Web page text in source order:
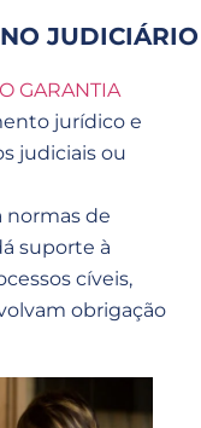
JUDICIÁRIO
GARANTIA
jurídico e
judiciais ou
normas de
suporte à
cíveis,
obrigação